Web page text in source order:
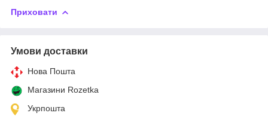
Приховати
Умови доставки
Нова Пошта
Магазини Rozetka
Укрпошта